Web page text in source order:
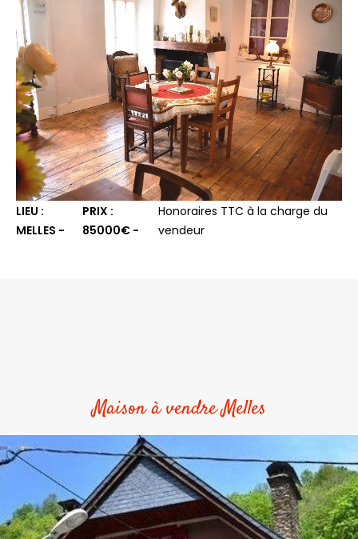
LIEU :
MELLES -
PRIX :
85000€ -
Honoraires TTC à la charge du
vendeur
Maison à vendre Melles